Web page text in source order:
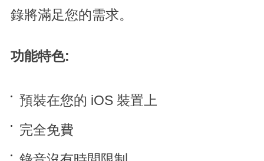
錄將滿足您的需求。
功能特色:
預裝在您的 iOS 裝置上
完全免費